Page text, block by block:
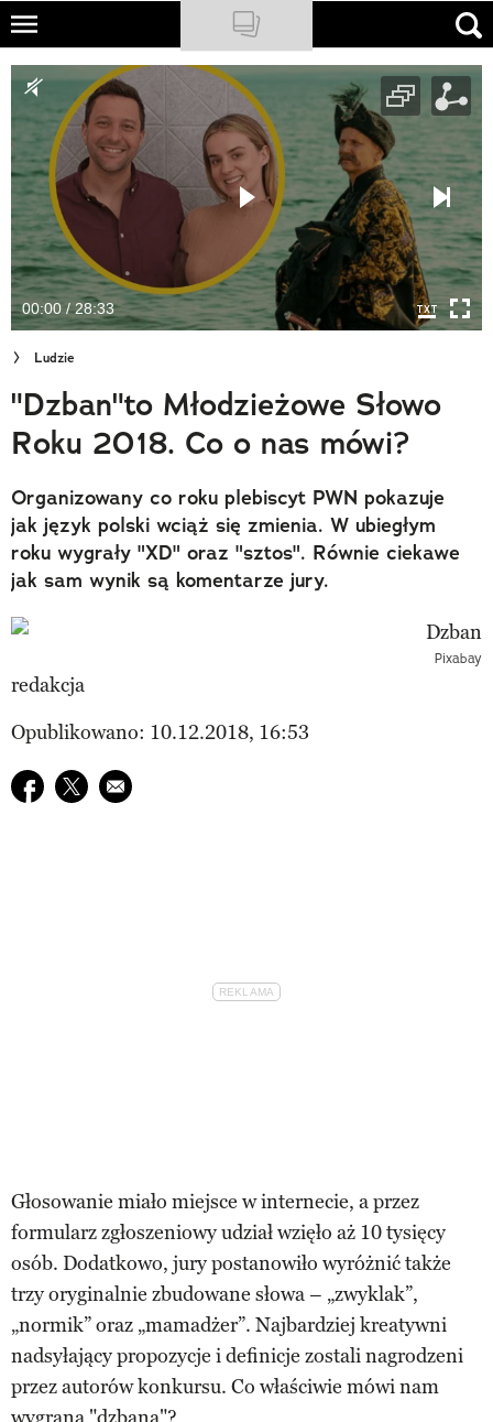
Skip
main
content
NATIONAL GEOGRAPHIC
TRAVELER
PODCASTY
Sklep
Newsletter
Cuda Polski
Wielki Konkurs Fotograficzny
Trendbook Podróżniczy
Polecane
00:00 / 28:33
Ludzie
"Dzban"to Młodzieżowe Słowo
Roku 2018. Co o nas mówi?
Organizowany co roku plebiscyt PWN pokazuje
jak język polski wciąż się zmienia. W ubiegłym
roku wygrały "XD" oraz "sztos". Równie ciekawe
jak sam wynik są komentarze jury.
Pixabay
redakcja
Opublikowano: 10.12.2018, 16:53
Udostępnij na facebook
Udostępnij na twitter
E-mail do przyjaciela
Głosowanie miało miejsce w internecie, a przez
formularz zgłoszeniowy udział wzięło aż 10 tysięcy
osób. Dodatkowo, jury postanowiło wyróżnić także
trzy oryginalnie zbudowane słowa – „zwyklak”,
„normik” oraz „mamadżer”. Najbardziej kreatywni
nadsyłający propozycje i definicje zostali nagrodzeni
przez autorów konkursu. Co właściwie mówi nam